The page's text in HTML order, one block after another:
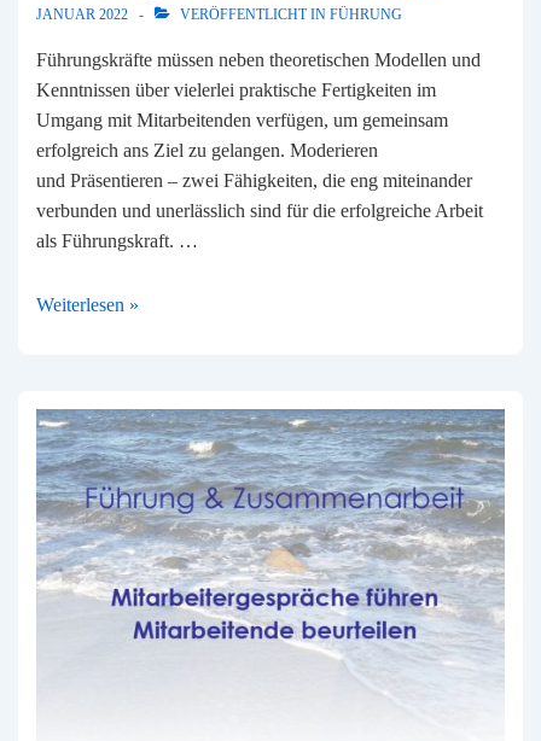
JANUAR 2022
VERÖFFENTLICHT IN FÜHRUNG
Führungskräfte müssen neben theoretischen Modellen und
Kenntnissen über vielerlei praktische Fertigkeiten im
Umgang mit Mitarbeitenden verfügen, um gemeinsam
erfolgreich ans Ziel zu gelangen. Moderieren
und Präsentieren – zwei Fähigkeiten, die eng miteinander
verbunden und unerlässlich sind für die erfolgreiche Arbeit
als Führungskraft. …
Moderieren
Weiterlesen »